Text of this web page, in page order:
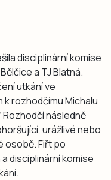
disciplinární komise
a TJ Blatná.
utkání ve
rozhodčímu Michalu
Rozhodčí následně
urážlivé nebo
osobě. Fiřt po
disciplinární komise